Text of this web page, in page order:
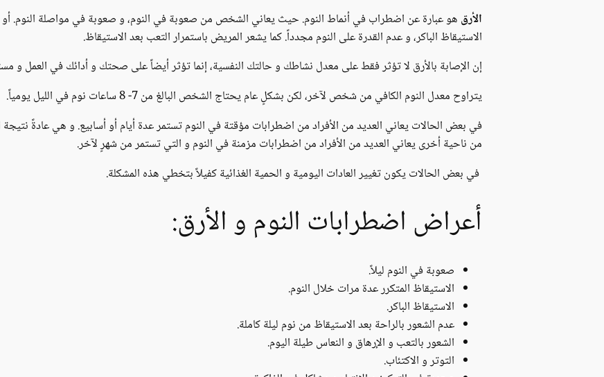
الأرق هو عبارة عن اضطراب في أنماط النوم. حيث يعاني الشخص من صعوبة في النوم، و صعوبة في مواصلة النوم. أو
الاستيقاظ الباكر، و عدم القدرة على النوم مجدداً. كما يشعر المريض باستمرار التعب بعد الاستيقاظ.
إن الإصابة بالأرق لا تؤثر فقط على معدل نشاطك و حالتك النفسية، إنما تؤثر أيضاً على صحتك و أدائك في العمل و
يتراوح معدل النوم الكافي من شخص لآخر، لكن بشكلٍ عام يحتاج الشخص البالغ من 7- 8 ساعات نوم في الليل يومياً.
في بعض الحالات يعاني العديد من الأفراد من اضطرابات مؤقتة في النوم تستمر عدة أيام أو أسابيع. و هي عادةً نتيجة
من ناحية أخرى يعاني العديد من الأفراد من اضطرابات مزمنة في النوم و التي تستمر من شهرٍ لآخر.
في بعض الحالات يكون تغيير العادات اليومية و الحمية الغذائية كفيلاً بتخطي هذه المشكلة.
أعراض اضطرابات النوم و الأرق:
صعوبة في النوم ليلاً.
الاستيقاظ المتكرر عدة مرات خلال النوم.
الاستيقاظ الباكر.
عدم الشعور بالراحة بعد الاستيقاظ من نوم ليلة كاملة.
الشعور بالتعب و الإرهاق و النعاس طيلة اليوم.
التوتر و الاكتئاب.